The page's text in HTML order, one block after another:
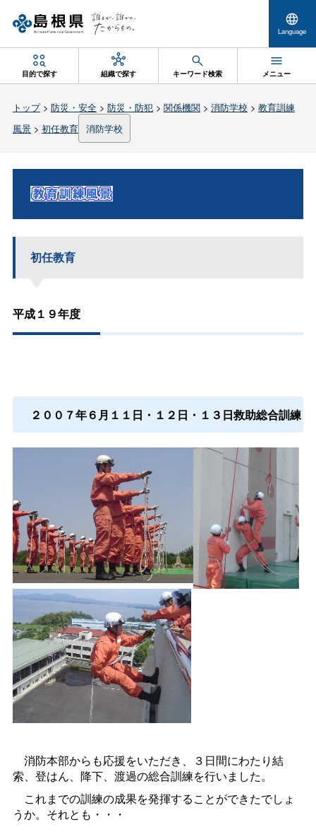
Language
目的で探す 組織で探す キーワード検索 メニュー
トップ> 防災・安全> 防災・防犯> 関係機関> 消防学校 > 教育訓練
風景> 初任教育 消防学校
初任教育
平成１９年度
２００７年６月１１日・１２日・１３日救助総合訓練
消防本部からも応援をいただき、３日間にわたり結
索、登はん、降下、渡過の総合訓練を行いました。
これまでの訓練の成果を発揮することができたでしょ
うか。それとも・・・